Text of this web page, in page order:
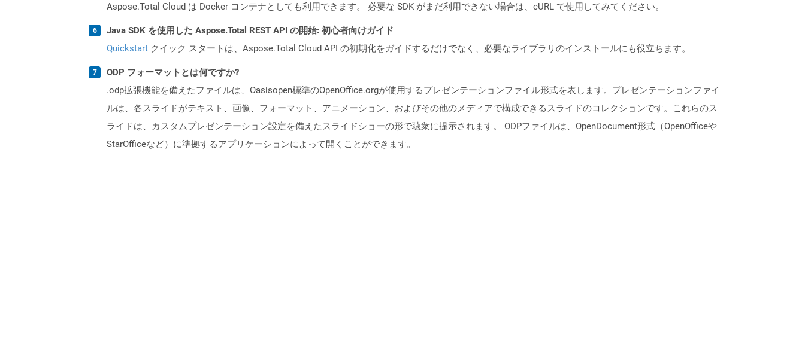
Aspose.Total Cloud は Docker コンテナとしても利用できます。 必要な SDK がまだ利用できない場合は、cURL で使用してみてください。
Java SDK を使用した Aspose.Total REST API の開始: 初心者向けガイド
Quickstart クイック スタートは、Aspose.Total Cloud API の初期化をガイドするだけでなく、必要なライブラリのインストールにも役立ちます。
ODP フォーマットとは何ですか?
.odp拡張機能を備えたファイルは、Oasisopen標準のOpenOffice.orgが使用するプレゼンテーションファイル形式を表します。プレゼンテーションファイ
ルは、各スライドがテキスト、画像、フォーマット、アニメーション、およびその他のメディアで構成できるスライドのコレクションです。これらのス
ライドは、カスタムプレゼンテーション設定を備えたスライドショーの形で聴衆に提示されます。 ODPファイルは、OpenDocument形式（OpenOfficeや
StarOfficeなど）に準拠するアプリケーションによって開くことができます。